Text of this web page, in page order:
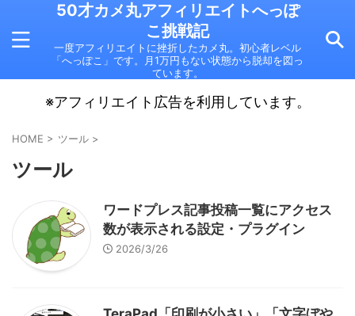
50才カメ丸アフィリエイトへっぽ
こ挑戦記
一度アフィリエイトに挫折したカメ丸。初心者レベル
「へっぽこ」です。月1万円もない状態から脱却を図っ
ています。
※アフィリエイト広告を利用しています。
HOME > ツール >
ツール
ワードプレス記事投稿一覧にアクセス
数が表示される設定・プラグイン
2026/3/26